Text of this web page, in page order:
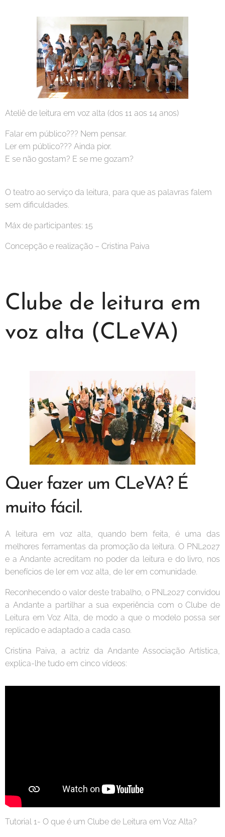
Ateliê de leitura em voz alta (dos 11 aos 14 anos)
Falar em público??? Nem pensar.
Ler em público??? Ainda pior.
E se não gostam? E se me gozam?
O teatro ao serviço da leitura, para que as palavras falem
sem dificuldades.
Máx de participantes: 15
Concepção e realização – Cristina Paiva
Clube de leitura em
voz alta (CLeVA)
Quer fazer um CLeVA? É
muito fácil.
A leitura em voz alta, quando bem feita, é uma das
melhores ferramentas da promoção da leitura. O PNL2027
e a Andante acreditam no poder da leitura e do livro, nos
benefícios de ler em voz alta, de ler em comunidade.
Reconhecendo o valor deste trabalho, o PNL2027 convidou
a Andante a partilhar a sua experiência com o Clube de
Leitura em Voz Alta, de modo a que o modelo possa ser
replicado e adaptado a cada caso.
Cristina Paiva, a actriz da Andante Associação Artística,
explica-lhe tudo em cinco vídeos:
Tutorial 1- O que é um Clube de Leitura em Voz Alta?